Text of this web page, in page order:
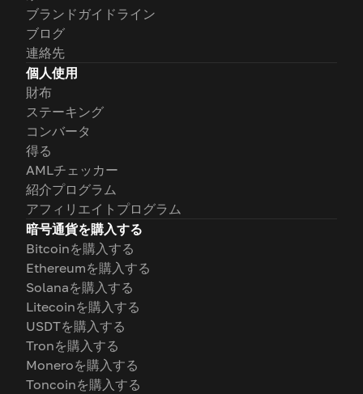
ブランドガイドライン
ブログ
連絡先
個人使用
財布
ステーキング
コンバータ
得る
AMLチェッカー
紹介プログラム
アフィリエイトプログラム
暗号通貨を購入する
Bitcoinを購入する
Ethereumを購入する
Solanaを購入する
Litecoinを購入する
USDTを購入する
Tronを購入する
Moneroを購入する
Toncoinを購入する